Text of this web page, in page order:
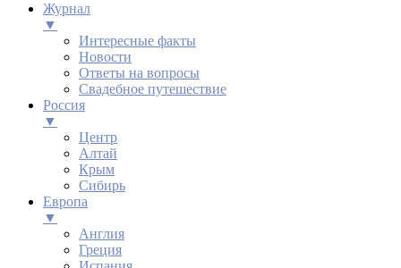
Журнал
▼
Интересные факты
Новости
Ответы на вопросы
Свадебное путешествие
Россия
▼
Центр
Алтай
Крым
Сибирь
Европа
▼
Англия
Греция